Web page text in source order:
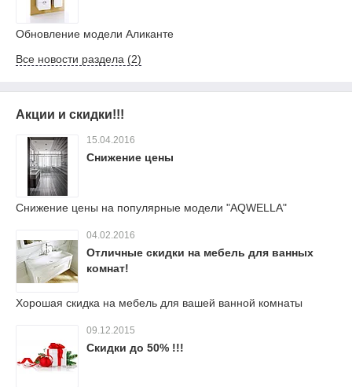
Обновление модели Аликанте
Все новости раздела (2)
Акции и скидки!!!
15.04.2016
Снижение цены
Снижение цены на популярные модели "AQWELLA"
04.02.2016
Отличные скидки на мебель для ванных
комнат!
Хорошая скидка на мебель для вашей ванной комнаты
09.12.2015
Скидки до 50% !!!